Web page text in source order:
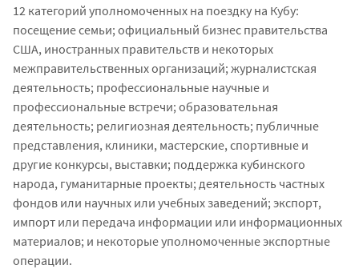
12 категорий уполномоченных на поездку на Кубу:
посещение семьи; официальный бизнес правительства
США, иностранных правительств и некоторых
межправительственных организаций; журналистская
деятельность; профессиональные научные и
профессиональные встречи; образовательная
деятельность; религиозная деятельность; публичные
представления, клиники, мастерские, спортивные и
другие конкурсы, выставки; поддержка кубинского
народа, гуманитарные проекты; деятельность частных
фондов или научных или учебных заведений; экспорт,
импорт или передача информации или информационных
материалов; и некоторые уполномоченные экспортные
операции.